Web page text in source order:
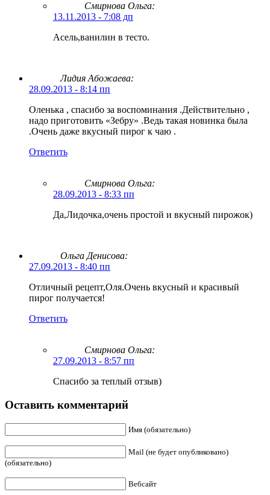
Смирнова Ольга:
13.11.2013 - 7:08 дп
Асель,ванилин в тесто.
Лидия Абожаева:
28.09.2013 - 8:14 пп
Оленька , спасибо за воспоминания .Действительно ,
надо приготовить «Зебру» .Ведь такая новинка была
.Очень даже вкусный пирог к чаю .
Ответить
Смирнова Ольга:
28.09.2013 - 8:33 пп
Да,Лидочка,очень простой и вкусный пирожок)
Ольга Денисова:
27.09.2013 - 8:40 пп
Отличный рецепт,Оля.Очень вкусный и красивый
пирог получается!
Ответить
Смирнова Ольга:
27.09.2013 - 8:57 пп
Спасибо за теплый отзыв)
Оставить комментарий
Имя (обязательно)
Mail (не будет опубликовано)
(обязательно)
Вебсайт